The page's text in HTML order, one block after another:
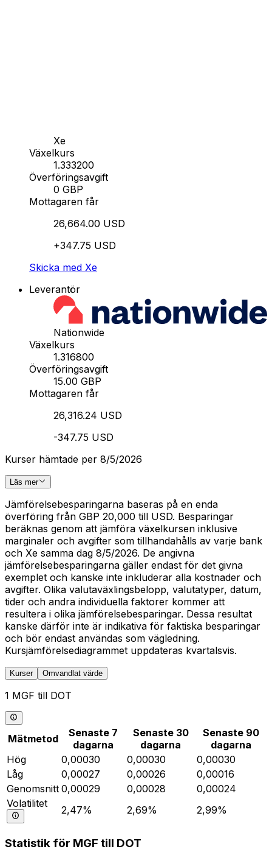
Xe
Växelkurs
1.333200
Överföringsavgift
0 GBP
Mottagaren får
26,664.00 USD
+347.75 USD
Skicka med Xe
Leverantör
Nationwide
Växelkurs
1.316800
Överföringsavgift
15.00 GBP
Mottagaren får
26,316.24 USD
-347.75 USD
Kurser hämtade per 8/5/2026
Läs mer
Jämförelsebesparingarna baseras på en enda
överföring från GBP 20,000 till USD. Besparingar
beräknas genom att jämföra växelkursen inklusive
marginaler och avgifter som tillhandahålls av varje bank
och Xe samma dag 8/5/2026. De angivna
jämförelsebesparingarna gäller endast för det givna
exemplet och kanske inte inkluderar alla kostnader och
avgifter. Olika valutaväxlingsbelopp, valutatyper, datum,
tider och andra individuella faktorer kommer att
resultera i olika jämförelsebesparingar. Dessa resultat
kanske därför inte är indikativa för faktiska besparingar
och bör endast användas som vägledning.
Kursjämförelsediagrammet uppdateras kvartalsvis.
Kurser Omvandlat värde
1 MGF till DOT
Mätmetod
Senaste 7
dagarna
Senaste 30
dagarna
Senaste 90
dagarna
Hög
0,00030 0,00030
0,00030
Låg
0,00027 0,00026
0,00016
Genomsnitt 0,00029 0,00028
0,00024
Volatilitet
2,47% 2,69% 2,99%
Statistik för MGF till DOT